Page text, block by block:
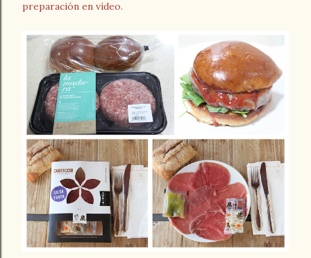
preparación en vídeo.